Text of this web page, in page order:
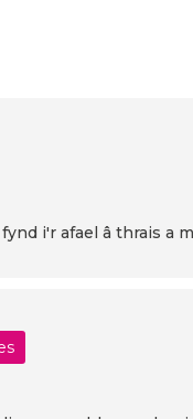
i'r afael â thrais a